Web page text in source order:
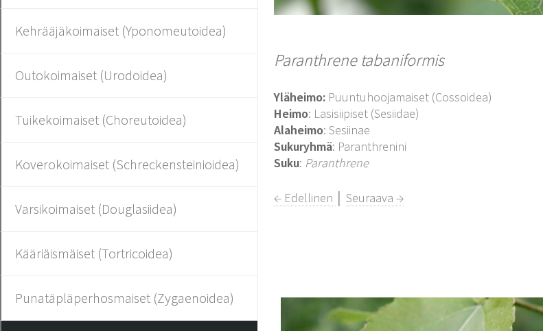
Kehrääjäkoimaiset (Yponomeutoidea)
Outokoimaiset (Urodoidea)
Tuikekoimaiset (Choreutoidea)
Koverokoimaiset (Schreckensteinioidea)
Varsikoimaiset (Douglasiidea)
Kääriäismäiset (Tortricoidea)
Punatäpläperhosmaiset (Zygaenoidea)
Paranthrene tabaniformis
Yläheimo: Puuntuhoojamaiset (Cossoidea)
Heimo: Lasisiipiset (Sesiidae)
Alaheimo: Sesiinae
Sukuryhmä: Paranthrenini
Suku: Paranthrene
← Edellinen │Seuraava →